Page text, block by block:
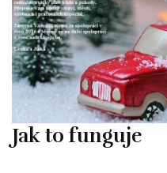
Jak to funguje